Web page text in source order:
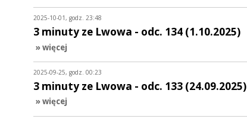
2025-10-01, godz. 23:48
3 minuty ze Lwowa - odc. 134 (1.10.2025)
» więcej
2025-09-25, godz. 00:23
3 minuty ze Lwowa - odc. 133 (24.09.2025)
» więcej